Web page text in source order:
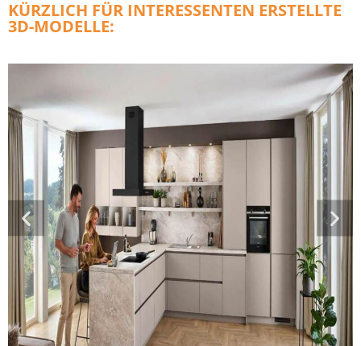
KÜRZLICH FÜR INTERESSENTEN ERSTELLTE
3D-MODELLE: